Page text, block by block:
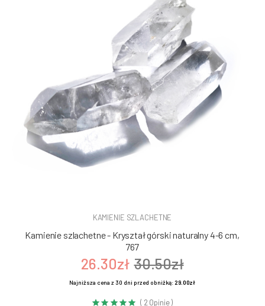
KAMIENIE SZLACHETNE
Kamienie szlachetne - Kryształ górski naturalny 4-6 cm,
767
26.30zł 30.50zł
Najniższa cena z 30 dni przed obniżką:29.00zł
( 2 Opinie )